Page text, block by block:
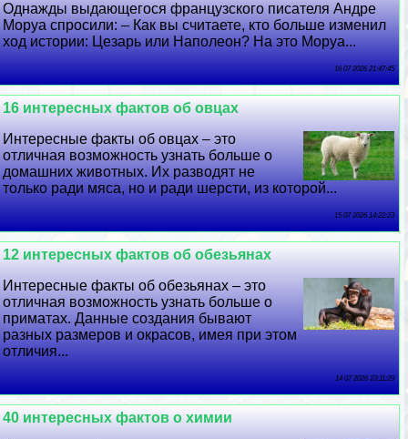
Однажды выдающегося французского писателя Андре
Моруа спросили: – Как вы считаете, кто больше изменил
ход истории: Цезарь или Наполеон? На это Моруа...
16 07 2026 21:47:45
16 интересных фактов об овцах
Интересные факты об овцах – это
отличная возможность узнать больше о
домашних животных. Их разводят не
только ради мяса, но и ради шерсти, из которой...
15 07 2026 14:22:23
12 интересных фактов об обезьянах
Интересные факты об обезьянах – это
отличная возможность узнать больше о
приматах. Данные создания бывают
разных размеров и окрасов, имея при этом
отличия...
14 07 2026 23:11:29
40 интересных фактов о химии